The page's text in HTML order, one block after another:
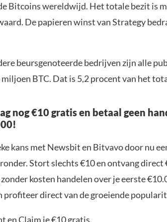
Bitcoins wereldwijd. Het totale bezit is
De papieren winst van Strategy
beursgenoteerde bedrijven zijn alle
miljoen BTC. Dat is 5,2 procent van het
nog €10 gratis en betaal geen
kans met Newsbit en Bitvavo door nu
Stort slechts €10 en ontvang
zonder kosten handelen over je eerste
profiteer direct van de groeiende
en Claim je €10 gratis.